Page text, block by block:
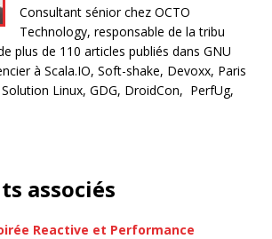
Consultant sénior chez OCTO
Technology, responsable de la tribu
plus de 110 articles publiés dans GNU
à Scala.IO, Soft-shake, Devoxx, Paris
Solution Linux, GDG, DroidCon, PerfUg,
associés
Reactive et Performance